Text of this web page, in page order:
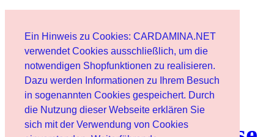
Ein Hinweis zu Cookies: CARDAMINA.NET
verwendet Cookies ausschließlich, um die
notwendigen Shopfunktionen zu realisieren.
Dazu werden Informationen zu Ihrem Besuch
in sogenannten Cookies gespeichert. Durch
die Nutzung dieser Webseite erklären Sie
sich mit der Verwendung von Cookies
Benutzer
Newsletter